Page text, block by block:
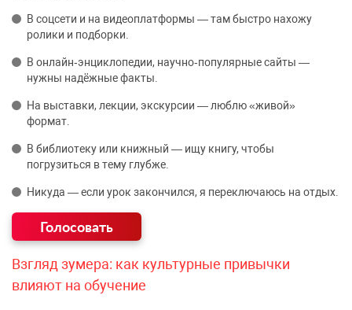
В соцсети и на видеоплатформы — там быстро нахожу
ролики и подборки.
В онлайн‑энциклопедии, научно‑популярные сайты —
нужны надёжные факты.
На выставки, лекции, экскурсии — люблю «живой»
формат.
В библиотеку или книжный — ищу книгу, чтобы
погрузиться в тему глубже.
Никуда — если урок закончился, я переключаюсь на отдых.
Взгляд зумера: как культурные привычки
влияют на обучение